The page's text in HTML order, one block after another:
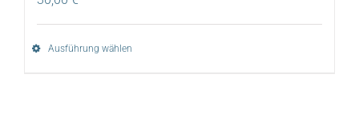
Ausführung wählen